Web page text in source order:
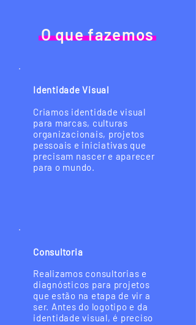
O que fazemos
Identidade Visual
Criamos identidade visual
para marcas, culturas
organizacionais, projetos
pessoais e iniciativas que
precisam nascer e aparecer
para o mundo.
Consultoria
Realizamos consultorias e
diagnósticos para projetos
que estão na etapa de vir a
ser. Antes do logotipo e da
identidade visual, é preciso